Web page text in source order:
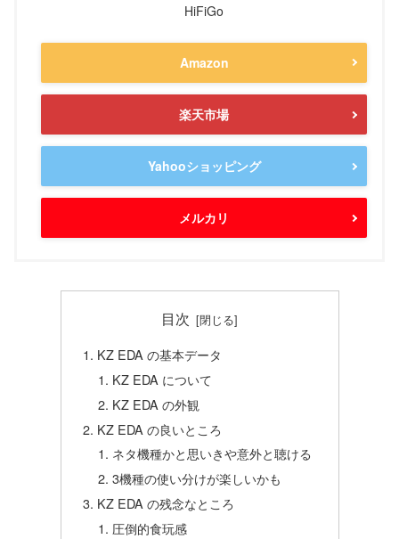
HiFiGo
Amazon
楽天市場
Yahooショッピング
メルカリ
目次
KZ EDA の基本データ
KZ EDA について
KZ EDA の外観
KZ EDA の良いところ
ネタ機種かと思いきや意外と聴ける
3機種の使い分けが楽しいかも
KZ EDA の残念なところ
圧倒的食玩感